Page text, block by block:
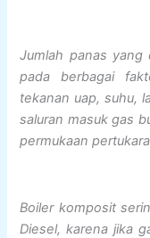
Jumlah panas
pada berbagai
tekanan uap, suhu,
saluran masuk gas
permukaan
Boiler komposit
Diesel, karena jika